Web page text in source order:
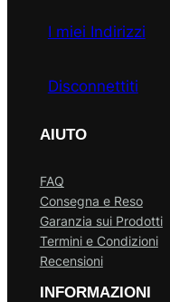
I miei Indirizzi
Disconnettiti
AIUTO
FAQ
Consegna e Reso
Garanzia sui Prodotti
Termini e Condizioni
Recensioni
INFORMAZIONI